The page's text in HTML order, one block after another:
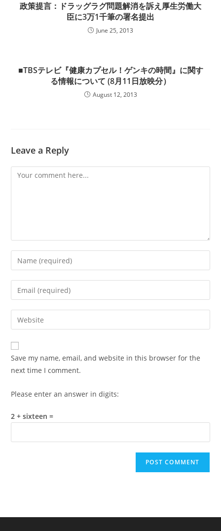
政策提言：ドラッグラグ問題解消を訴え厚生労働大
臣に3万1千筆の署名提出
June 25, 2013
■TBSテレビ『健康カプセル！ゲンキの時間』に関す
る情報について (8月11日放映分）
August 12, 2013
Leave a Reply
Comment
Enter
your
name
comment
Enter
your
email
address
comment
Enter
your
website
URL
(optional)
Save my name, email, and website in this browser for the
next time I comment.
Please enter an answer in digits:
2 + sixteen =